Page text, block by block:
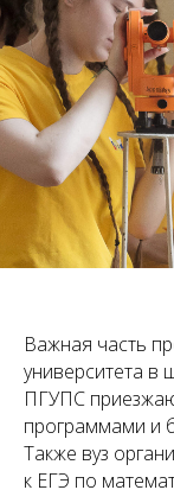
Важная часть
университета в
ПГУПС
программами и
Также вуз
к ЕГЭ по